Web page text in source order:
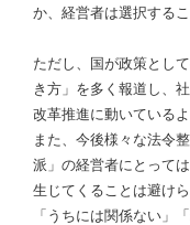
か、経営者は選択するこ
ただし、国が政策とし
き方」を多く報道し、
改革推進に動いている
また、今後様々な法令
派」の経営者にとって
生じてくることは避けら
「うちには関係ない」